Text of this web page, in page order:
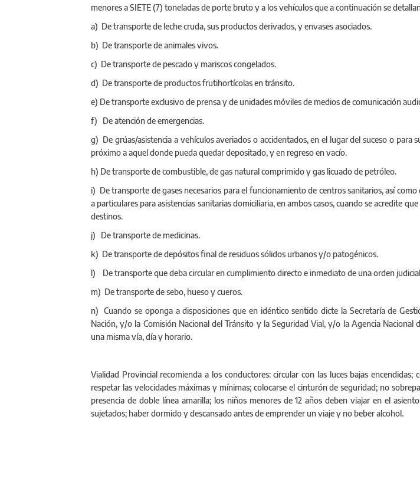
menores a SIETE (7) toneladas de porte bruto y a los vehículos que a continuación se
a) De transporte de leche cruda, sus productos derivados, y envases asociados.
b) De transporte de animales vivos.
c) De transporte de pescado y mariscos congelados.
d) De transporte de productos frutihortícolas en tránsito.
e) De transporte exclusivo de prensa y de unidades móviles de medios de comunicación
f) De atención de emergencias.
g) De grúas/asistencia a vehículos averiados o accidentados, en el lugar del suceso o para
próximo a aquel donde pueda quedar depositado, y en regreso en vacío.
h) De transporte de combustible, de gas natural comprimido y gas licuado de petróleo.
i) De transporte de gases necesarios para el funcionamiento de centros sanitarios, así
a particulares para asistencias sanitarias domiciliaria, en ambos casos, cuando se acredite
destinos.
j) De transporte de medicinas.
k) De transporte de depósitos final de residuos sólidos urbanos y/o patogénicos.
l) De transporte que deba circular en cumplimiento directo e inmediato de una orden
m) De transporte de sebo, hueso y cueros.
n) Cuando se oponga a disposiciones que en idéntico sentido dicte la Secretaría de
Nación, y/o la Comisión Nacional del Tránsito y la Seguridad Vial, y/o la Agencia Nacional
una misma vía, día y horario.
Vialidad Provincial recomienda a los conductores: circular con las luces bajas encendidas;
respetar las velocidades máximas y mínimas; colocarse el cinturón de seguridad; no
presencia de doble línea amarilla; los niños menores de 12 años deben viajar en el
sujetados; haber dormido y descansado antes de emprender un viaje y no beber alcohol.